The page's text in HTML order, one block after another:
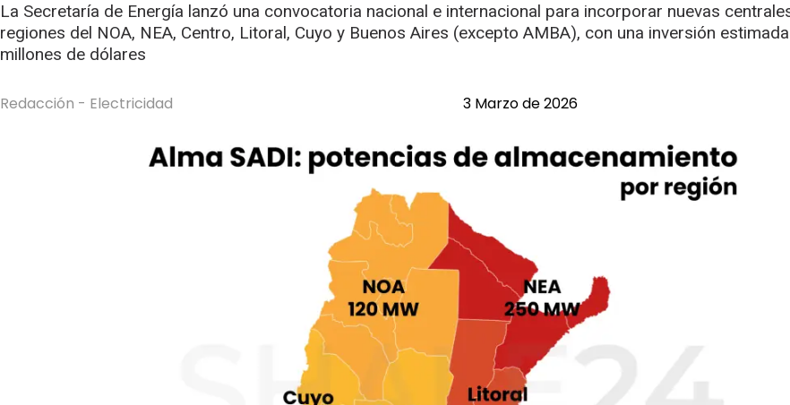
La Secretaría de Energía lanzó una convocatoria nacional e internacional para incorporar nuevas
regiones del NOA, NEA, Centro, Litoral, Cuyo y Buenos Aires (excepto AMBA), con una inversión
millones de dólares
Redacción - Electricidad 3 Marzo de 2026